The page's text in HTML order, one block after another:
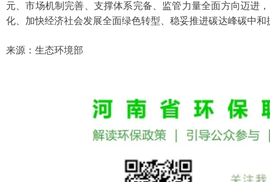
元、市场机制完善、支撑体系完备、监管力量全面方向迈进
化、加快经济社会发展全面绿色转型、稳妥推进碳达峰碳中和
来源：生态环境部